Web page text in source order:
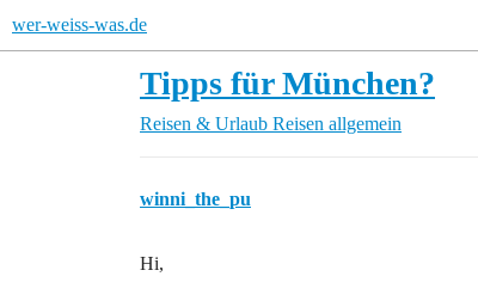
wer-weiss-was.de
Tipps für München?
Reisen & Urlaub Reisen allgemein
winni_the_pu
Hi,